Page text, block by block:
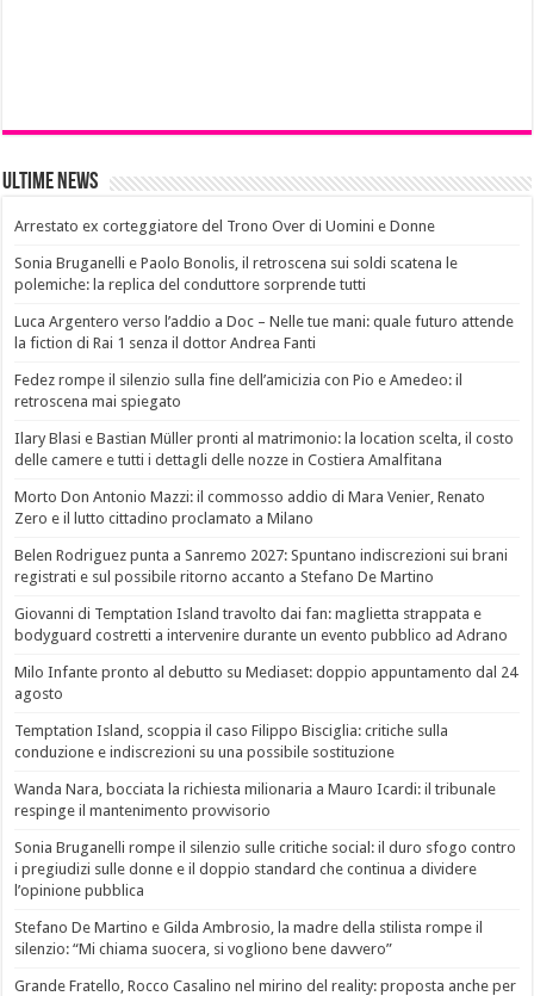
Ultime News
Arrestato ex corteggiatore del Trono Over di Uomini e Donne
Sonia Bruganelli e Paolo Bonolis, il retroscena sui soldi scatena le
polemiche: la replica del conduttore sorprende tutti
Luca Argentero verso l’addio a Doc – Nelle tue mani: quale futuro attende
la fiction di Rai 1 senza il dottor Andrea Fanti
Fedez rompe il silenzio sulla fine dell’amicizia con Pio e Amedeo: il
retroscena mai spiegato
Ilary Blasi e Bastian Müller pronti al matrimonio: la location scelta, il costo
delle camere e tutti i dettagli delle nozze in Costiera Amalfitana
Morto Don Antonio Mazzi: il commosso addio di Mara Venier, Renato
Zero e il lutto cittadino proclamato a Milano
Belen Rodriguez punta a Sanremo 2027: Spuntano indiscrezioni sui brani
registrati e sul possibile ritorno accanto a Stefano De Martino
Giovanni di Temptation Island travolto dai fan: maglietta strappata e
bodyguard costretti a intervenire durante un evento pubblico ad Adrano
Milo Infante pronto al debutto su Mediaset: doppio appuntamento dal 24
agosto
Temptation Island, scoppia il caso Filippo Bisciglia: critiche sulla
conduzione e indiscrezioni su una possibile sostituzione
Wanda Nara, bocciata la richiesta milionaria a Mauro Icardi: il tribunale
respinge il mantenimento provvisorio
Sonia Bruganelli rompe il silenzio sulle critiche social: il duro sfogo contro
i pregiudizi sulle donne e il doppio standard che continua a dividere
l’opinione pubblica
Stefano De Martino e Gilda Ambrosio, la madre della stilista rompe il
silenzio: “Mi chiama suocera, si vogliono bene davvero”
Grande Fratello, Rocco Casalino nel mirino del reality: proposta anche per